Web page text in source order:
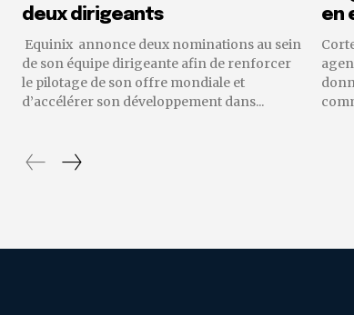
deux dirigeants
Equinix annonce deux nominations au sein
de son équipe dirigeante afin de renforcer
le pilotage de son offre mondiale et
d’accélérer son développement dans...
en